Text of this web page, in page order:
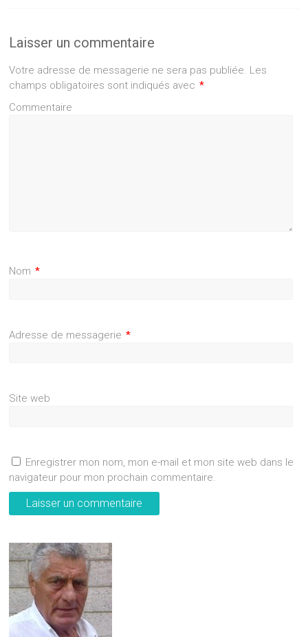
Laisser un commentaire
Votre adresse de messagerie ne sera pas publiée. Les
champs obligatoires sont indiqués avec *
Commentaire
Nom *
Adresse de messagerie *
Site web
Enregistrer mon nom, mon e-mail et mon site web dans le
navigateur pour mon prochain commentaire.